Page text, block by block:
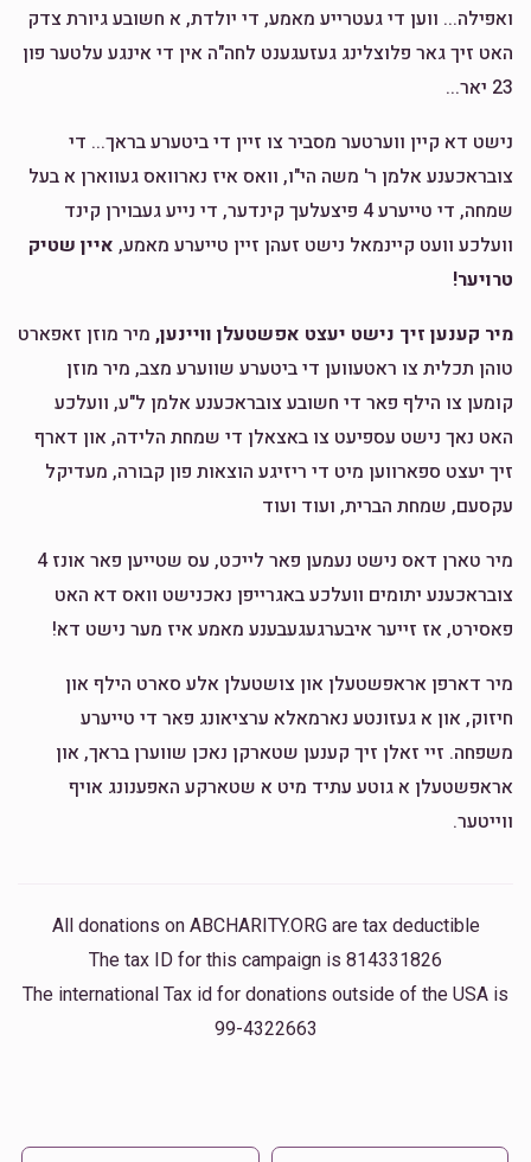
משה מאלח
Donated Donors
הרב אברהם דוב עהרנטאל
$892 $7,200 14
יחזקאל יוסף כהן
Goal
ואפילה... ווען די געטרייע מאמע, די יולדת, א חשובע גיורת צדק
האט זיך גאר פלוצלינג געזעגענט לחה"ה אין די אינגע עלטער פון
23 יאר...
נישט דא קיין ווערטער מסביר צו זיין די ביטערע בראך... די
צובראכענע אלמן ר' משה הי"ו, וואס איז נארוואס געווארן א בעל
שמחה, די טייערע 4 פיצעלעך קינדער, די נייע געבוירן קינד
וועלכע וועט קיינמאל נישט זעהן זיין טייערע מאמע, איין שטיק
טרויער!
מיר קענען זיך נישט יעצט אפשטעלן וויינען, מיר מוזן זאפארט
טוהן תכלית צו ראטעווען די ביטערע שווערע מצב, מיר מוזן
קומען צו הילף פאר די חשובע צובראכענע אלמן ל"ע, וועלכע
האט נאך נישט עספיעט צו באצאלן די שמחת הלידה, און דארף
זיך יעצט ספארווען מיט די ריזיגע הוצאות פון קבורה, מעדיקל
עקסעם, שמחת הברית, ועוד ועוד
מיר טארן דאס נישט נעמען פאר לייכט, עס שטייען פאר אונז 4
צובראכענע יתומים וועלכע באגרייפן נאכנישט וואס דא האט
פאסירט, אז זייער איבערגעגעבענע מאמע איז מער נישט דא!
מיר דארפן אראפשטעלן און צושטעלן אלע סארט הילף און
חיזוק, און א געזונטע נארמאלא ערציאונג פאר די טייערע
משפחה. זיי זאלן זיך קענען שטארקן נאכן שווערן בראך, און
אראפשטעלן א גוטע עתיד מיט א שטארקע האפענונג אויף
ווייטער.
All donations on ABCHARITY.ORG are tax deductible
The tax ID for this campaign is 814331826
The international Tax id for donations outside of the USA is
99-4322663